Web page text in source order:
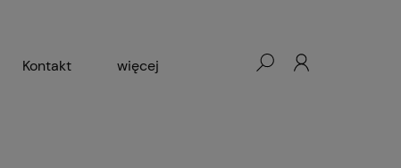
Kontakt więcej